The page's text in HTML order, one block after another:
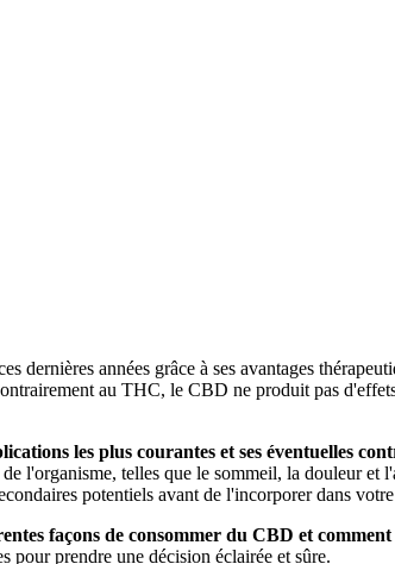
dernières années grâce à ses avantages
au THC, le CBD ne produit pas
les plus courantes et ses éventuelles
l'organisme, telles que le sommeil, la douleur
potentiels avant de l'incorporer dans
façons de consommer du CBD et
pour prendre une décision éclairée et sûre.